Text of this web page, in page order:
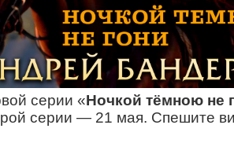
серии «Ночкой тёмною не
серии — 21 мая. Спешите